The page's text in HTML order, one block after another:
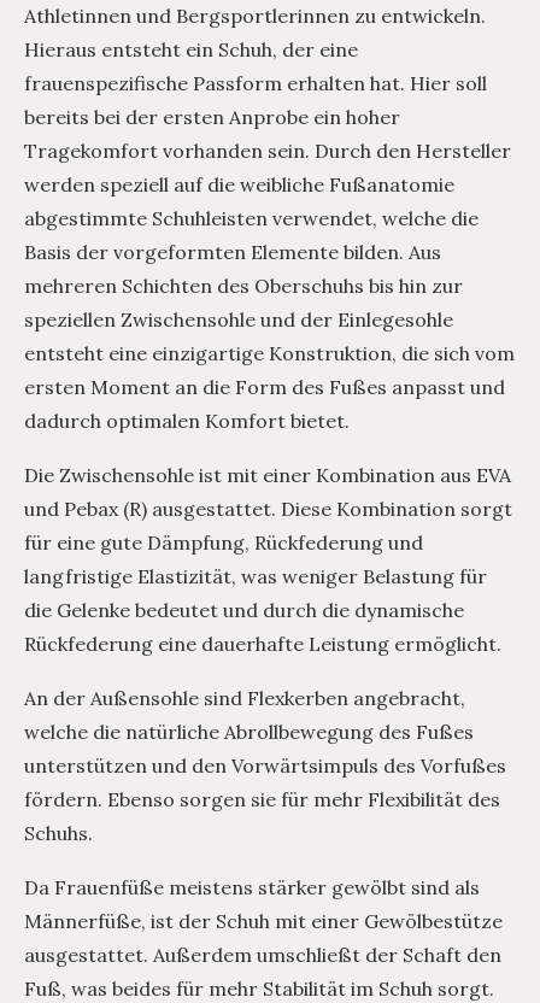
Athletinnen und Bergsportlerinnen zu entwickeln.
Hieraus entsteht ein Schuh, der eine
frauenspezifische Passform erhalten hat. Hier soll
bereits bei der ersten Anprobe ein hoher
Tragekomfort vorhanden sein. Durch den Hersteller
werden speziell auf die weibliche Fußanatomie
abgestimmte Schuhleisten verwendet, welche die
Basis der vorgeformten Elemente bilden. Aus
mehreren Schichten des Oberschuhs bis hin zur
speziellen Zwischensohle und der Einlegesohle
entsteht eine einzigartige Konstruktion, die sich vom
ersten Moment an die Form des Fußes anpasst und
dadurch optimalen Komfort bietet.
Die Zwischensohle ist mit einer Kombination aus EVA
und Pebax (R) ausgestattet. Diese Kombination sorgt
für eine gute Dämpfung, Rückfederung und
langfristige Elastizität, was weniger Belastung für
die Gelenke bedeutet und durch die dynamische
Rückfederung eine dauerhafte Leistung ermöglicht.
An der Außensohle sind Flexkerben angebracht,
welche die natürliche Abrollbewegung des Fußes
unterstützen und den Vorwärtsimpuls des Vorfußes
fördern. Ebenso sorgen sie für mehr Flexibilität des
Schuhs.
Da Frauenfüße meistens stärker gewölbt sind als
Männerfüße, ist der Schuh mit einer Gewölbestütze
ausgestattet. Außerdem umschließt der Schaft den
Fuß, was beides für mehr Stabilität im Schuh sorgt.